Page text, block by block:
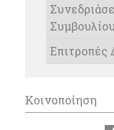
Συμβουλίου
Επιτροπές
Κοινοποίηση